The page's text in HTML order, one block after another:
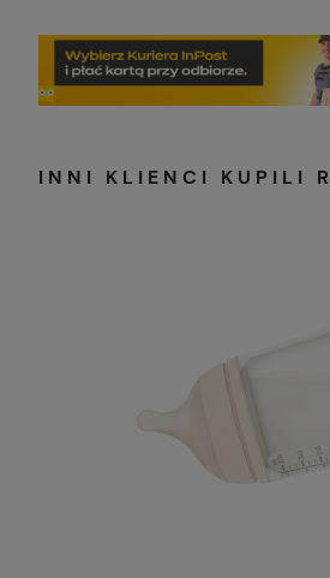
INNI KLIENCI KUPILI